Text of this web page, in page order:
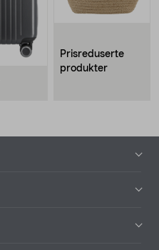
Prisreduserte
produkter